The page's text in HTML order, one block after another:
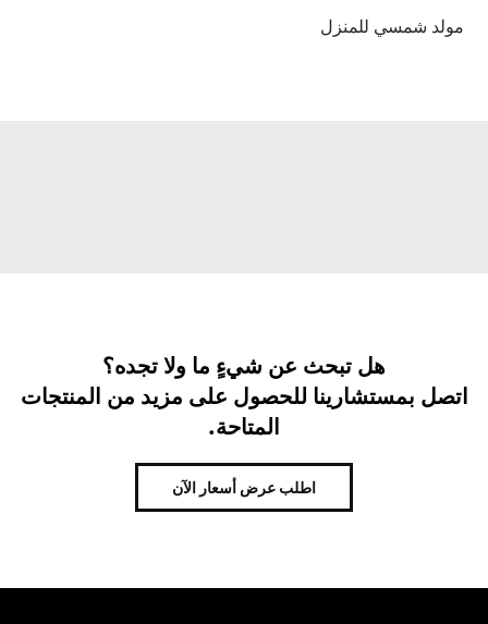
مولد شمسي للمنزل
هل تبحث عن شيءٍ ما ولا تجده؟
اتصل بمستشارينا للحصول على مزيد من المنتجات
المتاحة.
اطلب عرض أسعار الآن